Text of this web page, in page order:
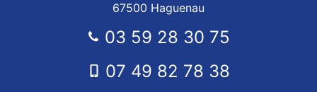
67500 Haguenau
03 59 28 30 75
07 49 82 78 38